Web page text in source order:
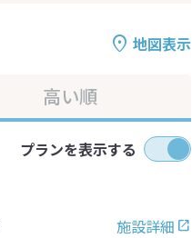
地図表示
高い順
プランを表示する
施設詳細